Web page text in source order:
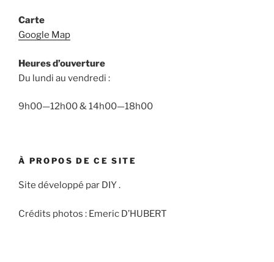
Carte
Google Map
Heures d’ouverture
Du lundi au vendredi :
9h00—12h00 & 14h00—18h00
À PROPOS DE CE SITE
Site développé par DIY .
Crédits photos : Emeric D’HUBERT